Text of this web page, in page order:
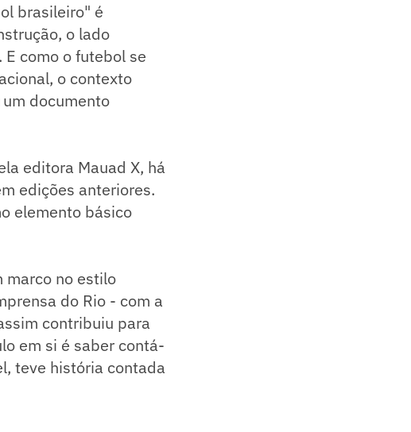
brasileiro" é
o lado
como o futebol se
o contexto
documento
editora Mauad X, há
edições anteriores.
elemento básico
marco no estilo
do Rio - com a
contribuiu para
em si é saber contá-
teve história contada